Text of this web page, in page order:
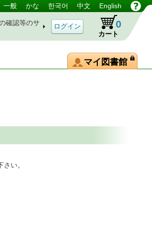
一般 かな 한국어 中文 English
確認等のサ
カート
0
マイ図書館
い。